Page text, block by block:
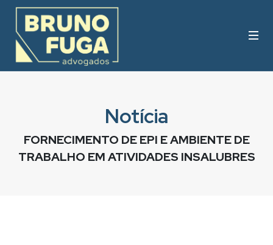
Notícia
FORNECIMENTO DE EPI E AMBIENTE DE
TRABALHO EM ATIVIDADES INSALUBRES